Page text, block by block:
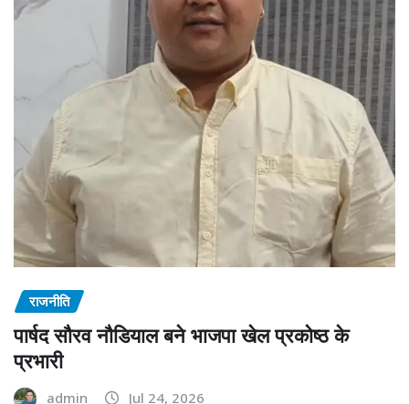
राजनीति
पार्षद सौरव नौडियाल बने भाजपा खेल प्रकोष्ठ के
प्रभारी
admin Jul 24, 2026